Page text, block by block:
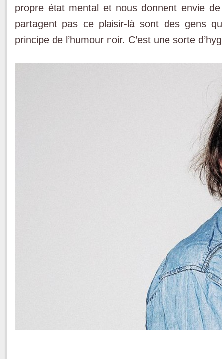
propre état mental et nous donnent envie
partagent pas ce plaisir-là sont des gens
principe de l’humour noir. C’est une sorte